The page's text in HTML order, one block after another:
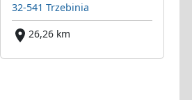
32-541 Trzebinia
26,26 km